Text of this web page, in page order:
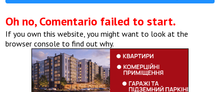
Oh no, Comentario failed to start.
If you own this website, you might want to look at the
browser console to find out why.